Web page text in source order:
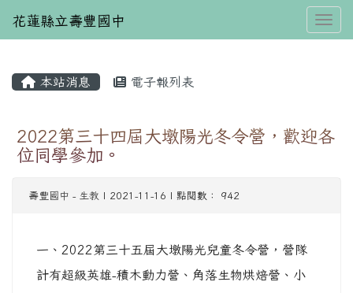
花蓮縣立壽豐國中
本站消息 電子報列表
2022第三十四屆大墩陽光冬令營，歡迎各
位同學參加。
壽豐國中 - 生教 | 2021-11-16 | 點閱數： 942
一、2022第三十五屆大墩陽光兒童冬令營，營隊
計有超級英雄-積木動力營、角落生物烘焙營、小